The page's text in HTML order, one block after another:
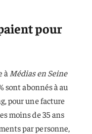
pour
à Médias en Seine
sont abonnés à au
pour une facture
moins de 35 ans
par personne,